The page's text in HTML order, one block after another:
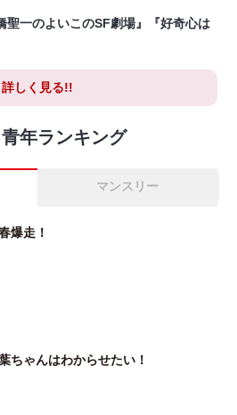
聖一のよいこのSF劇場』『好奇心は
詳しく見る!!
年ランキング
マンスリー
爆走！
ちゃんはわからせたい！